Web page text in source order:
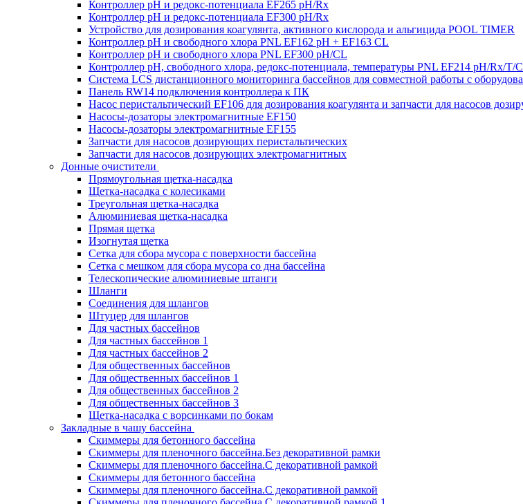
Контроллер рН и редокс-потенциала EF265 pH/Rx
Контроллер рН и редокс-потенциала EF300 pH/Rx
Устройство для дозирования коагулянта, активного кислорода и альгицида POOL TIMER
Контроллер рН и свободного хлора PNL EF162 pH + EF163 CL
Контроллер рН и свободного хлора PNL EF300 pH/CL
Контроллер рН, свободного хлора, редокс-потенциала, температуры PNL EF214 pH/Rx/T/
Система LCS дистанционного мониторинга бассейнов для совместной работы с
Панель RW14 подключения контроллера к ПК
Насос перистальтический EF106 для дозирования коагулянта и запчасти для насосов
Насосы-дозаторы электромагнитные EF150
Насосы-дозаторы электромагнитные EF155
Запчасти для насосов дозирующих перистальтических
Запчасти для насосов дозирующих электромагнитных
Донные очистители
Прямоугольная щетка-насадка
Щетка-насадка с колесиками
Треугольная щетка-насадка
Алюминиевая щетка-насадка
Прямая щетка
Изогнутая щетка
Сетка для сбора мусора с поверхности бассейна
Сетка с мешком для сбора мусора со дна бассейна
Телескопические алюминиевые штанги
Шланги
Соединения для шлангов
Штуцер для шлангов
Для частных бассейнов
Для частных бассейнов 1
Для частных бассейнов 2
Для общественных бассейнов
Для общественных бассейнов 1
Для общественных бассейнов 2
Для общественных бассейнов 3
Щетка-насадка с ворсинками по бокам
Закладные в чашу бассейна
Скиммеры для бетонного бассейна
Скиммеры для пленочного бассейна.Без декоративной рамки
Скиммеры для пленочного бассейна.С декоративной рамкой
Скиммеры для бетонного бассейна
Скиммеры для пленочного бассейна.С декоративной рамкой